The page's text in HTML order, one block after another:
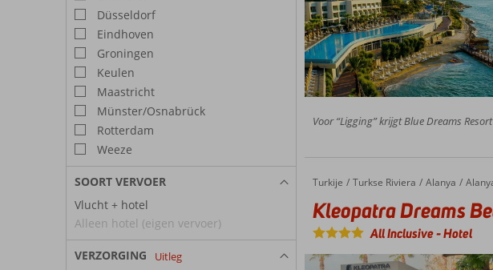
Düsseldorf
Eindhoven
Groningen
Keulen
Maastricht
Münster/Osnabrück
Rotterdam
Weeze
SOORT VERVOER
Vlucht + hotel
Alleen hotel (eigen vervoer)
VERZORGING Uitleg
Voor “Ligging” krijgt Blue Dreams
Home
Turkije Turkse Riviera Alanya
Kleopatra Dreams Beach
Kleopatra Dreams
All Inclusive-Hotel